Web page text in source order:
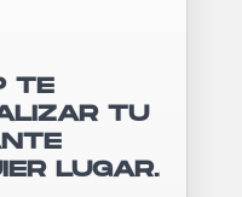
TE
TU
LUGAR.